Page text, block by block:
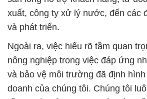
xuất, công ty xử lý nước, đến các
và phát triển.
Ngoài ra, việc hiểu rõ tầm quan
nông nghiệp trong việc đáp ứng
và bảo vệ môi trường đã định
doanh của chúng tôi. Chúng tôi